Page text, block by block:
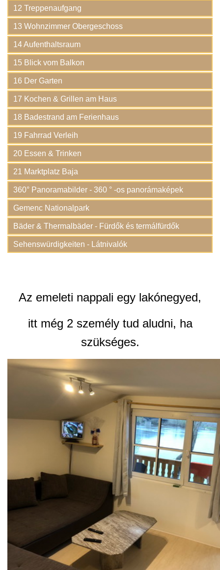
12 Treppenaufgang
13 Wohnzimmer Obergeschoss
14 Aufenthaltsraum
15 Blick vom Balkon
16 Der Garten
17 Kochen & Grillen am Haus
18 Badestrand am Ferienhaus
19 Fahrrad Verleih
20 Essen & Trinken
21 Marktplatz Baja
360° Panoramabilder - 360 ° -os panorámaképek
Gemenc Nationalpark
Bäder & Thermalbäder - Fürdők és termálfürdők
Sehenswürdigkeiten - Látnivalók
Az emeleti nappali egy lakónegyed,
itt még 2 személy tud aludni, ha
szükséges.